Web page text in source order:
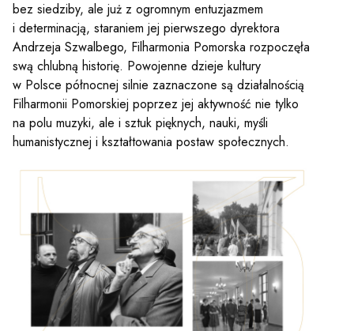
bez siedziby, ale już z ogromnym entuzjazmem
i determinacją, staraniem jej pierwszego dyrektora
Andrzeja Szwalbego, Filharmonia Pomorska rozpoczęła
swą chlubną historię. Powojenne dzieje kultury
w Polsce północnej silnie zaznaczone są działalnością
Filharmonii Pomorskiej poprzez jej aktywność nie tylko
na polu muzyki, ale i sztuk pięknych, nauki, myśli
humanistycznej i kształtowania postaw społecznych.